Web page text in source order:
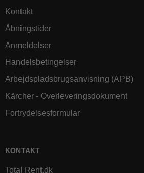
Kontakt
Åbningstider
Anmeldelser
Handelsbetingelser
Arbejdspladsbrugsanvisning (APB)
Kärcher - Overleveringsdokument
Fortrydelsesformular
KONTAKT
Total Rent.dk